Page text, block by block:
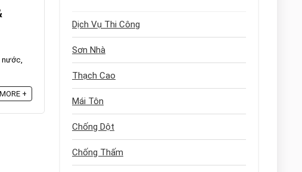
+
Dịch Vụ Thi Công
Sơn Nhà
Thạch Cao
Mái Tôn
Chống Dột
Chống Thấm